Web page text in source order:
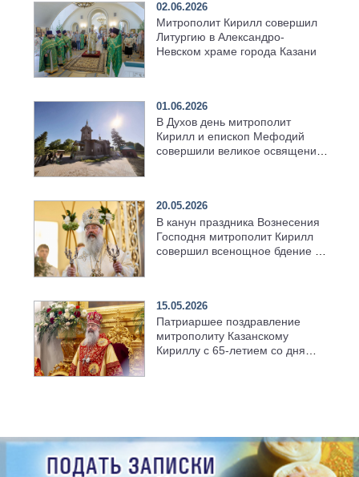
02.06.2026
Митрополит Кирилл совершил
Литургию в Александро-
Невском храме города Казани
01.06.2026
В Духов день митрополит
Кирилл и епископ Мефодий
совершили великое освящение
20.05.2026
В канун праздника Вознесения
Господня митрополит Кирилл
совершил всенощное бдение в
15.05.2026
Патриаршее поздравление
митрополиту Казанскому
Кириллу с 65-летием со дня